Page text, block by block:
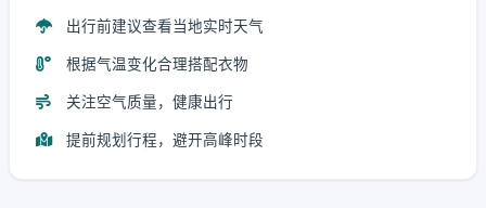
出行前建议查看当地实时天气
根据气温变化合理搭配衣物
关注空气质量，健康出行
提前规划行程，避开高峰时段